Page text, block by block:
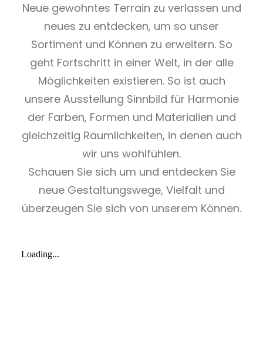
Neue gewohntes Terrain zu verlassen und
neues zu entdecken, um so unser
Sortiment und Können zu erweitern. So
geht Fortschritt in einer Welt, in der alle
Möglichkeiten existieren. So ist auch
unsere Ausstellung Sinnbild für Harmonie
der Farben, Formen und Materialien und
gleichzeitig Räumlichkeiten, in denen auch
wir uns wohlfühlen.
Schauen Sie sich um und entdecken Sie
neue Gestaltungswege, Vielfalt und
überzeugen Sie sich von unserem Können.